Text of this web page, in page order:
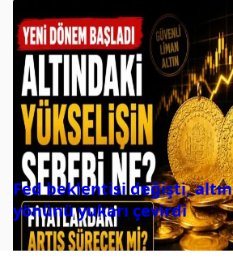
Fed beklentisi değişti, altın
yönünü yukarı çevirdi